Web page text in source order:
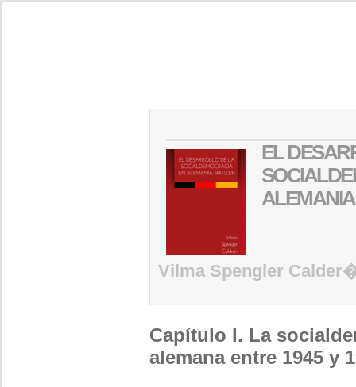
EL
Vilma Spengler
Capítulo I. La
alemana entre 1945 y